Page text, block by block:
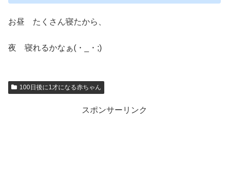
お昼 たくさん寝たから、
夜 寝れるかなぁ(・_・;)
100日後に1才になる赤ちゃん
スポンサーリンク